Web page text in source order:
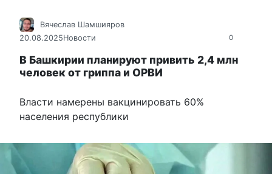
0
Вячеслав Шамшияров
20.08.2025Новости
В Башкирии планируют привить 2,4 млн
человек от гриппа и ОРВИ
Власти намерены вакцинировать 60%
населения республики